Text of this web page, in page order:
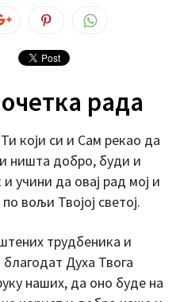
рада
који си и Сам рекао да
ништа добро, буди и
учини да овај рад мој и
вољи Твојој светој.
трудбеника и
Духа Твога
наших, да оно буде на